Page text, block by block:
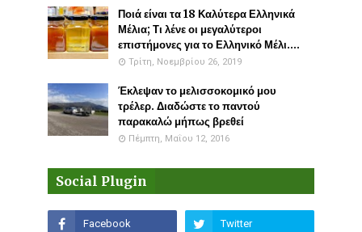
Ποιά είναι τα 18 Καλύτερα Ελληνικά
Μέλια; Τι λένε οι μεγαλύτεροι
επιστήμονες για το Ελληνικό Μέλι....
Τρίτη, Νοεμβρίου 26, 2019
Έκλεψαν το μελισσοκομικό μου
τρέλερ. Διαδώστε το παντού
παρακαλώ μήπως βρεθεί
Πέμπτη, Μαΐου 12, 2016
Social Plugin